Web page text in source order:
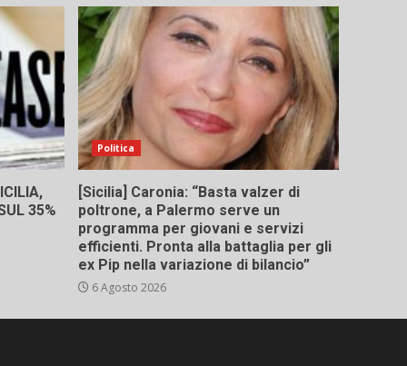
35%
Politica
[Sicilia] Caronia: “Basta valzer di
poltrone, a Palermo serve un
programma per giovani e servizi
efficienti. Pronta alla battaglia per gli
ex Pip nella variazione di bilancio”
6 Agosto 2026